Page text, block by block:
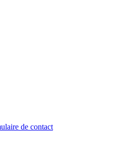
de contact